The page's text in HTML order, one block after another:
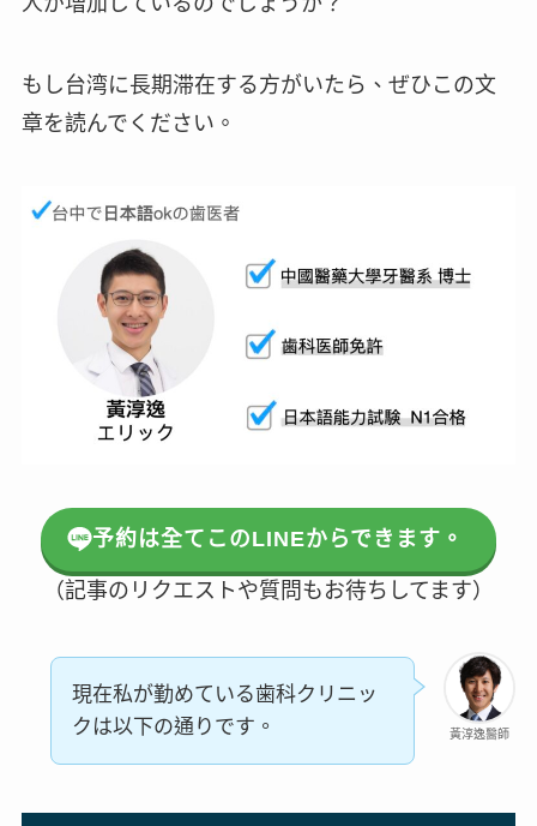
もし台湾に長期滞在する方がいたら、ぜひこの文
章を読んでください。
予約は全てこのLINEからできます。
（記事のリクエストや質問もお待ちしてます）
黃淳逸醫師
現在私が勤めている歯科クリニッ
クは以下の通りです。